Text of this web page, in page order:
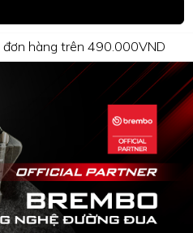
đơn hàng trên 490.000VND